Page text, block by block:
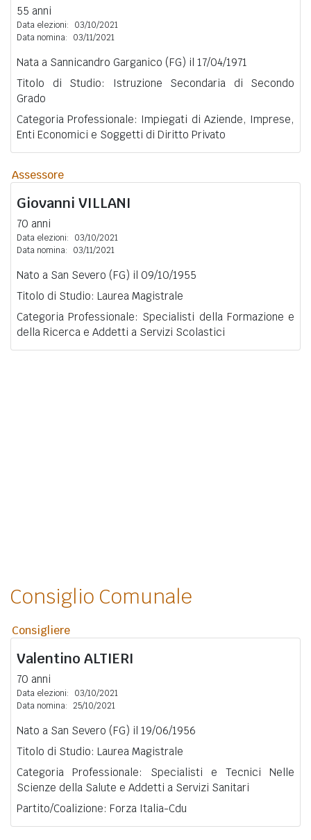
55 anni
Data elezioni:
03/10/2021
Data nomina:
03/11/2021
Nata a Sannicandro Garganico (FG) il 17/04/1971
Titolo di Studio: Istruzione Secondaria di Secondo
Grado
Categoria Professionale: Impiegati di Aziende, Imprese,
Enti Economici e Soggetti di Diritto Privato
Assessore
Giovanni VILLANI
70 anni
Data elezioni:
03/10/2021
Data nomina:
03/11/2021
Nato a San Severo (FG) il 09/10/1955
Titolo di Studio: Laurea Magistrale
Categoria Professionale: Specialisti della Formazione e
della Ricerca e Addetti a Servizi Scolastici
Consiglio Comunale
Consigliere
Valentino ALTIERI
70 anni
Data elezioni:
03/10/2021
Data nomina: 25/10/2021
Nato a San Severo (FG) il 19/06/1956
Titolo di Studio: Laurea Magistrale
Categoria Professionale: Specialisti e Tecnici Nelle
Scienze della Salute e Addetti a Servizi Sanitari
Partito/Coalizione: Forza Italia-Cdu